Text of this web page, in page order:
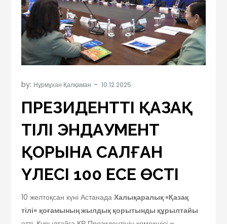
by: Нұрмұхан Қалқаман
ПРЕЗИДЕНТТІҢ ҚАЗАҚ
ТІЛІ ЭНДАУМЕНТ
ҚОРЫНА САЛҒАН
ҮЛЕСІ 100 ЕСЕ ӨСТІ
10 желтоқсан күні АстанадаХалықаралық«Қазақ
тілі» қоғамының жылдық қорытынды құрылтайы